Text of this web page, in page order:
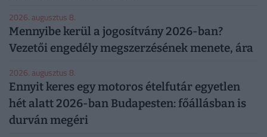
2026. augusztus 8.
Mennyibe kerül a jogosítvány 2026-ban?
Vezetői engedély megszerzésének menete, ára
2026. augusztus 8.
Ennyit keres egy motoros ételfutár egyetlen
hét alatt 2026-ban Budapesten: főállásban is
durván megéri